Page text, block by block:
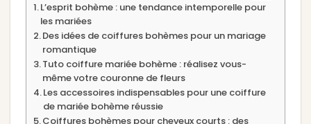
L’esprit bohème : une tendance intemporelle pour
les mariées
Des idées de coiffures bohèmes pour un mariage
romantique
Tuto coiffure mariée bohème : réalisez vous-
même votre couronne de fleurs
Les accessoires indispensables pour une coiffure
de mariée bohème réussie
Coiffures bohèmes pour cheveux courts : des